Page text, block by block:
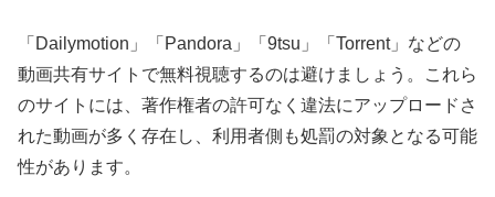
「Dailymotion」「Pandora」「9tsu」「Torrent」などの
動画共有サイトで無料視聴するのは避けましょう。これら
のサイトには、著作権者の許可なく違法にアップロードさ
れた動画が多く存在し、利用者側も処罰の対象となる可能
性があります。